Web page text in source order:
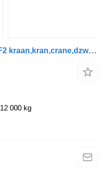
Floor Corus Hiab Roller 100 F2 kraan,kran,crane,dzwig,manipilator,Deut
12 000 kg